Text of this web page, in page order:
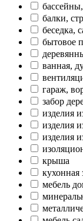
балки,
беседка,
бытовое
ванная,
гараж,
забор
изделия
изделия
изделия
крыша
кухонная
мебель